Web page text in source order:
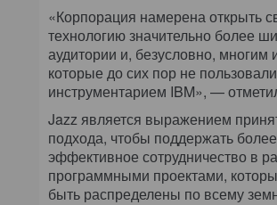
«Корпорация намерена открыть
технологию значительно более
аудитории и, безусловно, многим
которые до сих пор не
инструментарием IBM», —
Jazz является выражением
подхода, чтобы поддержать более
эффективное сотрудничество в
программными проектами,
быть распределены по всему